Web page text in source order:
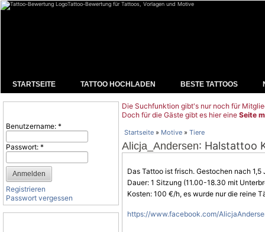
Tattoo-Bewertung für Tattoos, Vorlagen und Motive
STARTSEITE TATTOO HOCHLADEN BESTE TATTOOS
Benutzername: *
Passwort: *
Registrieren
Passwort vergessen
Die Suchfunktion gibt's nur noch für
Doch für die Gäste gibt es hier eine Seite
Startseite » Motive » Tiere
Alicja_Andersen: Halstattoo
Das Tattoo ist frisch. Gestochen nach 1,5
Dauer: 1 Sitzung (11.00-18.30 mit
Kosten: 100 €/h, es wurde nur die reine
https://www.facebook.com/